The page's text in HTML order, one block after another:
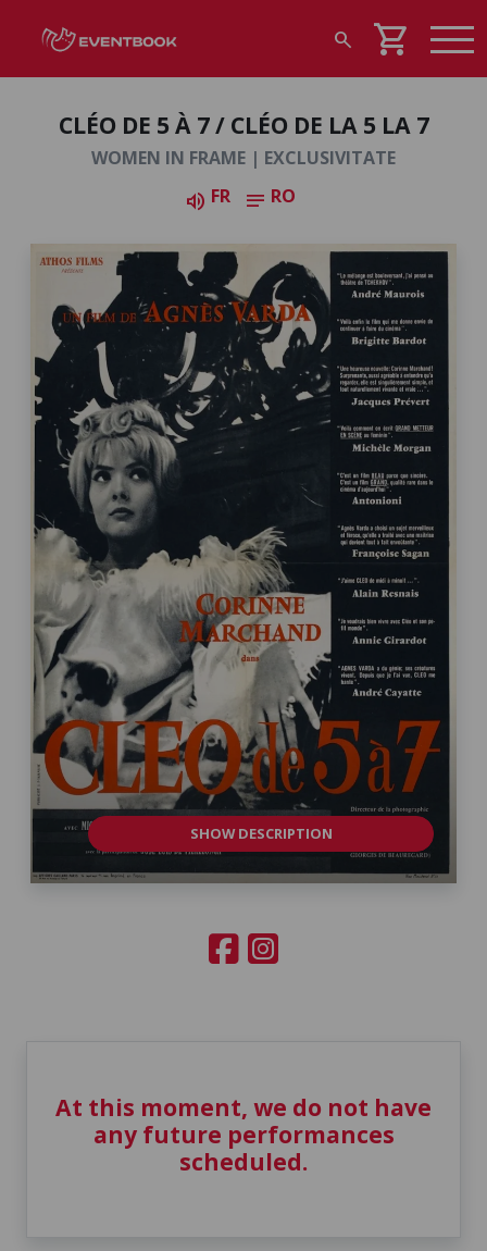
search shopping_cart
CLÉO DE 5 À 7 / CLÉO DE LA 5 LA 7
WOMEN IN FRAME | EXCLUSIVITATE
volume_up FR notes RO
SHOW DESCRIPTION
At this moment, we do not have
any future performances
scheduled.